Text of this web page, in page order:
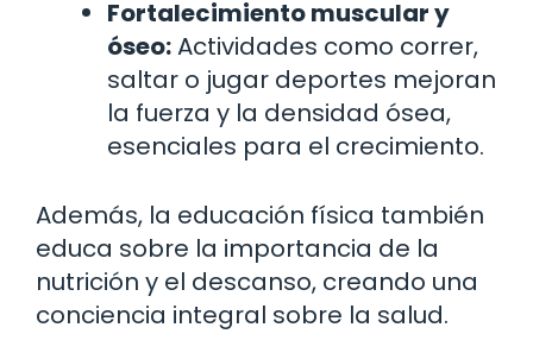
Fortalecimiento muscular y
óseo:Actividades como correr,
saltar o jugar deportes mejoran
la fuerza y la densidad ósea,
esenciales para el crecimiento.
Además, la educación física también
educa sobre la importancia de la
nutrición y el descanso, creando una
conciencia integral sobre la salud.